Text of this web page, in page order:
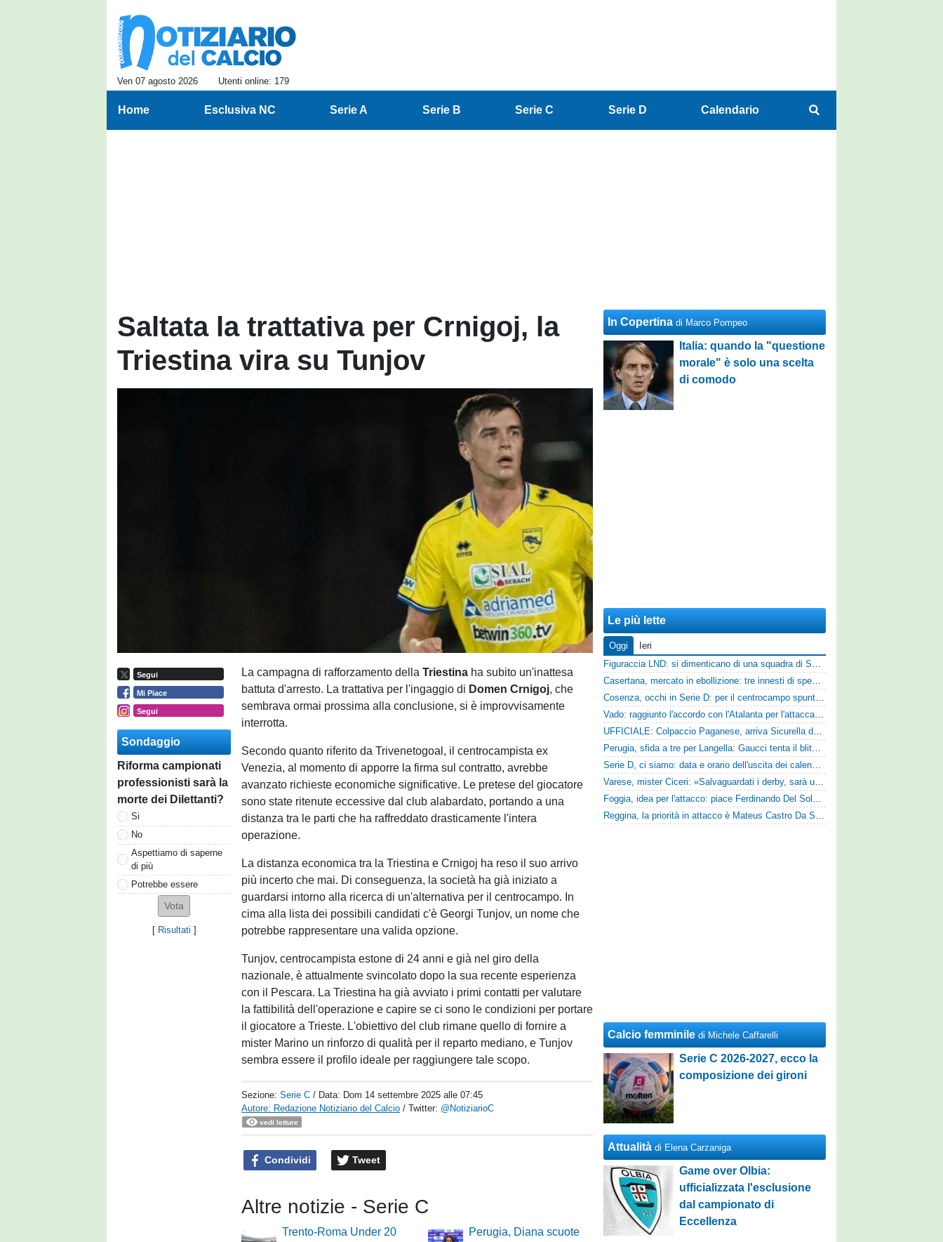
Ven 07 agosto 2026 Utenti online: 179
Home Esclusiva NC Serie A Serie B Serie C Serie D Calendario
Saltata la trattativa per Crnigoj, la
Triestina vira su Tunjov
Segui
Mi Piace
Segui
Sondaggio
Riforma campionati
professionisti sarà la
morte dei Dilettanti?
Si
No
Aspettiamo di saperne
di più
Potrebbe essere
[ Risultati ]
La campagna di rafforzamento dellaTriestina ha subito un'inattesa
battuta d'arresto. La trattativa per l'ingaggio di Domen Crnigoj, che
sembrava ormai prossima alla conclusione, si è improvvisamente
interrotta.
Secondo quanto riferito da Trivenetogoal, il centrocampista ex
Venezia, al momento di apporre la firma sul contratto, avrebbe
avanzato richieste economiche significative. Le pretese del giocatore
sono state ritenute eccessive dal club alabardato, portando a una
distanza tra le parti che ha raffreddato drasticamente l'intera
operazione.
La distanza economica tra la Triestina e Crnigoj ha reso il suo arrivo
più incerto che mai. Di conseguenza, la società ha già iniziato a
guardarsi intorno alla ricerca di un'alternativa per il centrocampo. In
cima alla lista dei possibili candidati c'è Georgi Tunjov, un nome che
potrebbe rappresentare una valida opzione.
Tunjov, centrocampista estone di 24 anni e già nel giro della
nazionale, è attualmente svincolato dopo la sua recente esperienza
con il Pescara. La Triestina ha già avviato i primi contatti per valutare
la fattibilità dell'operazione e capire se ci sono le condizioni per portare
il giocatore a Trieste. L'obiettivo del club rimane quello di fornire a
mister Marino un rinforzo di qualità per il reparto mediano, e Tunjov
sembra essere il profilo ideale per raggiungere tale scopo.
Sezione:Serie C / Data: Dom 14 settembre 2025 alle 07:45
Autore: Redazione Notiziario del Calcio / Twitter: @NotiziarioC
vedi letture
Condividi Tweet
Altre notizie - Serie C
Trento-Roma Under 20
Perugia, Diana scuote
In Copertina di Marco Pompeo
Italia: quando la "questione
morale" è solo una scelta
di comodo
Le più lette
Oggi
Ieri
Figuraccia LND: si dimenticano di una squadra di Serie D, è da rifare il programma Coppa Italia
Casertana, mercato in ebollizione: tre innesti di spessore per lo scacchiere di Vinicio Espinal
Cosenza, occhi in Serie D: per il centrocampo spunta anche Gerardo Di Gilio
Vado: raggiunto l'accordo con l'Atalanta per l'attaccante Frederick Samuel Ndongue
UFFICIALE: Colpaccio Paganese, arriva Sicurella dalla Scafatese
Perugia, sfida a tre per Langella: Gaucci tenta il blitz per il centrocampista del Cosenza
Serie D, ci siamo: data e orario dell'uscita dei calendari ufficiali
Varese, mister Ciceri: «Salvaguardati i derby, sarà un campionato avvincente»
Foggia, idea per l'attacco: piace Ferdinando Del Sole dell'Ascoli
Reggina, la priorità in attacco è Mateus Castro Da Silva: ore decisive per la fumata bianca
Calcio femminile di Michele Caffarelli
Serie C 2026-2027, ecco la
composizione dei gironi
Attualità di Elena Carzaniga
Game over Olbia:
ufficializzata l'esclusione
dal campionato di
Eccellenza